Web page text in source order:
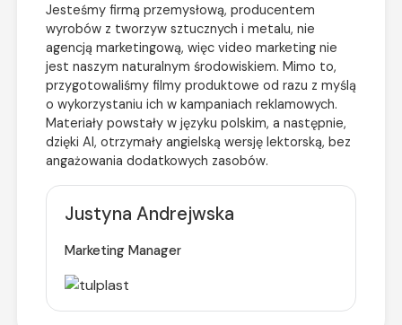
Jesteśmy firmą przemysłową, producentem
wyrobów z tworzyw sztucznych i metalu, nie
agencją marketingową, więc video marketing nie
jest naszym naturalnym środowiskiem. Mimo to,
przygotowaliśmy filmy produktowe od razu z myślą
o wykorzystaniu ich w kampaniach reklamowych.
Materiały powstały w języku polskim, a następnie,
dzięki AI, otrzymały angielską wersję lektorską, bez
angażowania dodatkowych zasobów.
Justyna Andrejwska
Marketing Manager